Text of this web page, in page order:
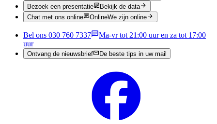
Bezoek een presentatie
Bekijk de data
Chat met ons online
OnlineWe zijn online
Bel ons 030 760 7337
Ma-vr tot 21:00 uur en za tot 17:00
uur
Ontvang de nieuwsbrief De beste tips in uw mail